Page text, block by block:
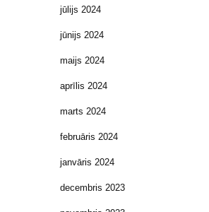
jūlijs 2024
jūnijs 2024
maijs 2024
aprīlis 2024
marts 2024
februāris 2024
janvāris 2024
decembris 2023